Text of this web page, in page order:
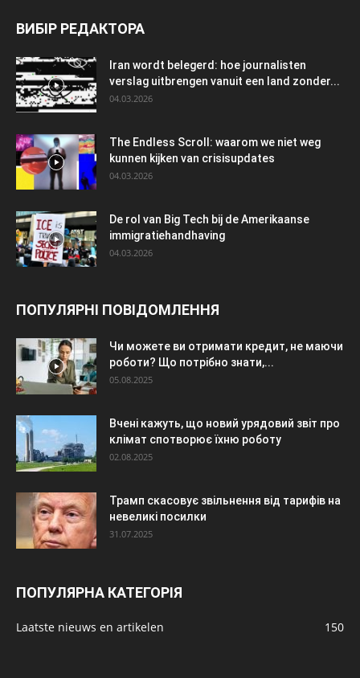
ВИБІР РЕДАКТОРА
Iran wordt belegerd: hoe journalisten
verslag uitbrengen vanuit een land zonder...
04.03.2026
The Endless Scroll: waarom we niet weg
kunnen kijken van crisisupdates
04.03.2026
De rol van Big Tech bij de Amerikaanse
immigratiehandhaving
04.03.2026
ПОПУЛЯРНІ ПОВІДОМЛЕННЯ
Чи можете ви отримати кредит, не маючи
роботи? Що потрібно знати,...
05.08.2025
Вчені кажуть, що новий урядовий звіт про
клімат спотворює їхню роботу
02.08.2025
Трамп скасовує звільнення від тарифів на
невеликі посилки
31.07.2025
ПОПУЛЯРНА КАТЕГОРІЯ
Laatste nieuws en artikelen 150